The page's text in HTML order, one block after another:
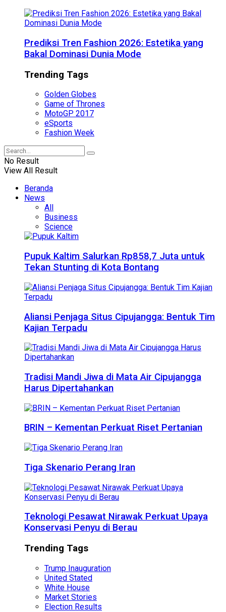
Prediksi Tren Fashion 2026: Estetika yang
Bakal Dominasi Dunia Mode
Trending Tags
Golden Globes
Game of Thrones
MotoGP 2017
eSports
Fashion Week
No Result
View All Result
Beranda
News
All
Business
Science
Pupuk Kaltim Salurkan Rp858,7 Juta untuk
Tekan Stunting di Kota Bontang
Aliansi Penjaga Situs Cipujangga: Bentuk Tim
Kajian Terpadu
Tradisi Mandi Jiwa di Mata Air Cipujangga
Harus Dipertahankan
BRIN – Kementan Perkuat Riset Pertanian
Tiga Skenario Perang Iran
Teknologi Pesawat Nirawak Perkuat Upaya
Konservasi Penyu di Berau
Trending Tags
Trump Inauguration
United Stated
White House
Market Stories
Election Results